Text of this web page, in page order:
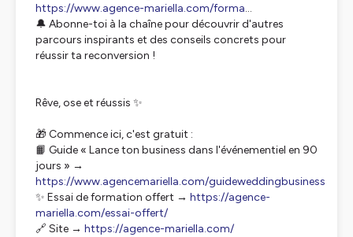
https://www.agence-mariella.com/forma...
🔔 Abonne-toi à la chaîne pour découvrir d'autres
parcours inspirants et des conseils concrets pour
réussir ta reconversion !
Rêve, ose et réussis ✨
🎁 Commence ici, c'est gratuit :
📙 Guide « Lance ton business dans l'événementiel en 90
jours » →
https://www.agencemariella.com/guideweddingbusiness
✨ Essai de formation offert → https://agence-
mariella.com/essai-offert/
🔗 Site → https://agence-mariella.com/